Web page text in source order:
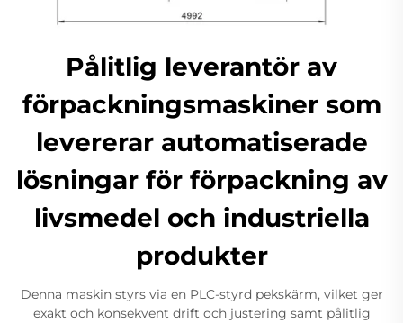
Pålitlig leverantör av
förpackningsmaskiner som
levererar automatiserade
lösningar för förpackning av
livsmedel och industriella
produkter
Denna maskin styrs via en PLC-styrd pekskärm, vilket ger
exakt och konsekvent drift och justering samt pålitlig